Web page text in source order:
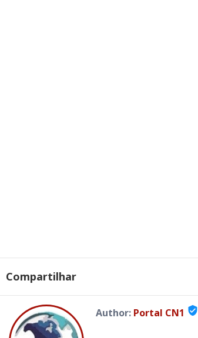
Compartilhar
Author: Portal CN1 verified_user